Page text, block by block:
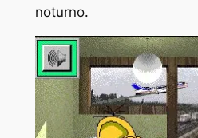
noturno.